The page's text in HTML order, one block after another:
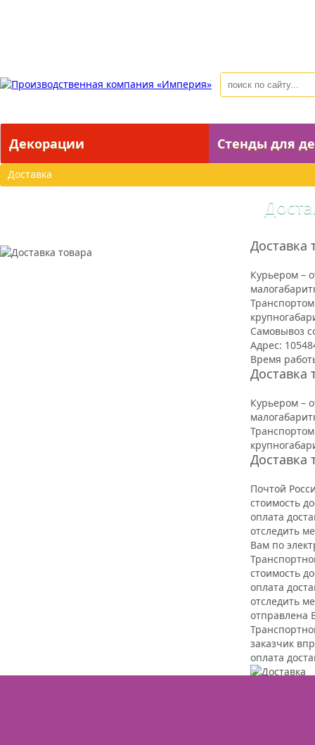
Декорации Стенды для
Доставка
Доставка
Курьером –
Самовывоз
Адрес:
Время
Доставка
Курьером –
Доставка
Почтой
стоимость
оплата
отследить
Вам по
стоимость
оплата
отследить
отправлена
заказчик
оплата